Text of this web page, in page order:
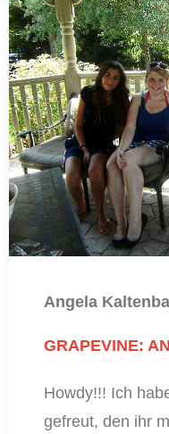
Angela
GRAPEVINE:
Howdy!!! Ich
gefreut, den ihr